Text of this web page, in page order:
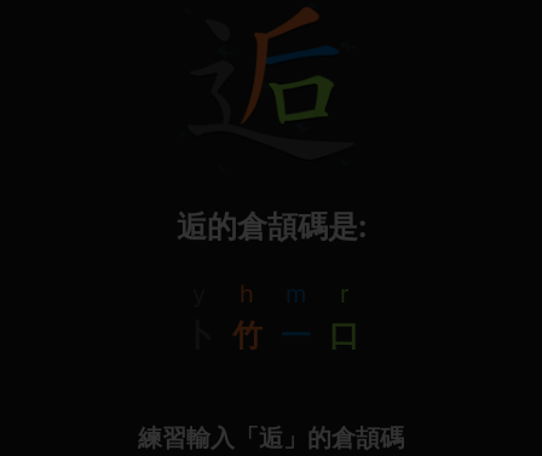
逅的倉頡碼是:
h
竹
m
一
r
口
練習輸入「逅」的倉頡碼